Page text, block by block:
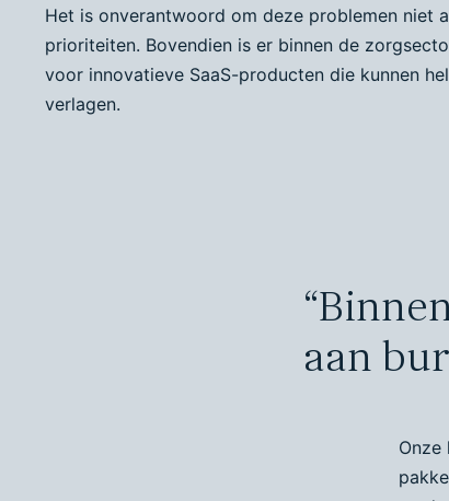
Het is onverantwoord om deze problemen niet
prioriteiten. Bovendien is er binnen de
voor innovatieve SaaS-producten die kunnen
verlagen.
aan
Onze